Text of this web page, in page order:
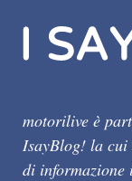
motorilive è
IsayBlog! la cui
di informazione